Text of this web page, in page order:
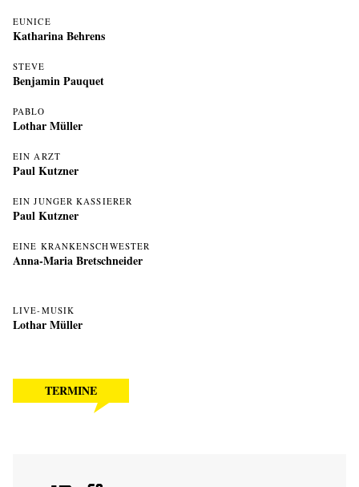
EUNICE
Katharina Behrens
STEVE
Benjamin Pauquet
PABLO
Lothar Müller
EIN ARZT
Paul Kutzner
EIN JUNGER KASSIERER
Paul Kutzner
EINE KRANKENSCHWESTER
Anna-Maria Bretschneider
LIVE-MUSIK
Lothar Müller
TERMINE